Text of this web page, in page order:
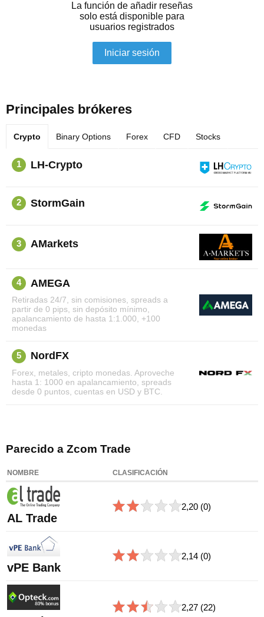
La función de añadir reseñas
solo está disponible para
usuarios registrados
Iniciar sesión
Principales brókeres
Crypto Binary Options Forex CFD Stocks
1 LH-Crypto
2 StormGain
3 AMarkets
4 AMEGA
Retiradas 24/7, sin comisiones, spreads a
partir de 0 pips, sin depósito mínimo,
apalancamiento de hasta 1:1.000, +100
monedas
5 NordFX
Forex, metales, cripto monedas. Aproveche
hasta 1: 1000 en apalancamiento, spreads
desde 0 puntos, cuentas en USD y BTC.
Parecido a Zcom Trade
NOMBRE CLASIFICACIÓN
AL Trade
2,20 (0)
vPE Bank
2,14 (0)
2,27 (22)